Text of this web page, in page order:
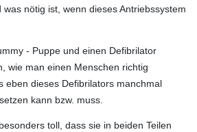
nötig ist, wenn dieses Antriebssystem
- Puppe und einen Defibrilator
wie man einen Menschen richtig
eben dieses Defibrilators manchmal
kann bzw. muss.
toll, dass sie in beiden Teilen